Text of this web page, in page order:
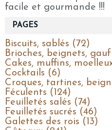
facile et gourmande !!!
PAGES
Biscuits, sablés (72)
Brioches, beignets,
Cakes, muffins,
Cocktails (6)
Croques, tartines,
Féculents (124)
Feuilletés salés (74)
Feuilletés sucrés (46)
Galettes des rois (13)